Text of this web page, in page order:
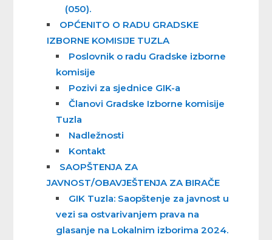
(050).
OPĆENITO O RADU GRADSKE
IZBORNE KOMISIJE TUZLA
Poslovnik o radu Gradske izborne
komisije
Pozivi za sjednice GIK-a
Članovi Gradske Izborne komisije
Tuzla
Nadležnosti
Kontakt
SAOPŠTENJA ZA
JAVNOST/OBAVJEŠTENJA ZA BIRAČE
GIK Tuzla: Saopštenje za javnost u
vezi sa ostvarivanjem prava na
glasanje na Lokalnim izborima 2024.